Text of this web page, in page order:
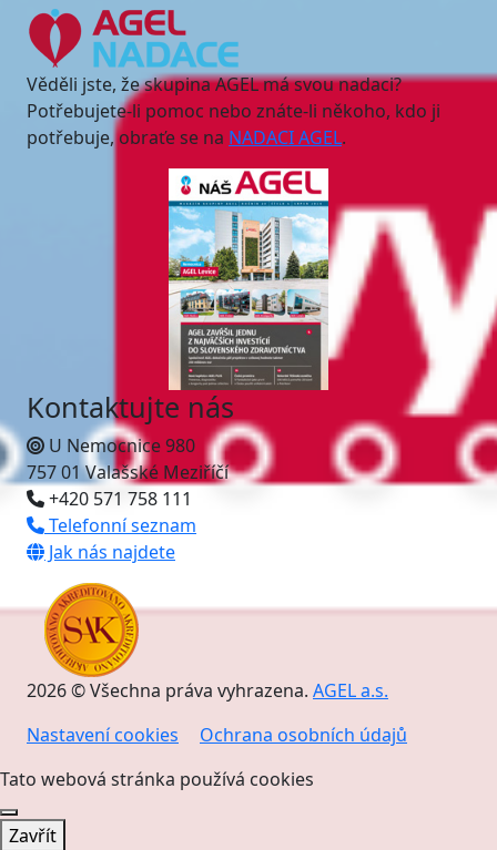
Věděli jste, že skupina AGEL má svou nadaci?
Potřebujete-li pomoc nebo znáte-li někoho, kdo ji
potřebuje, obraťe se na NADACI AGEL.
Kontaktujte nás
U Nemocnice 980
757 01 Valašské Meziříčí
+420 571 758 111
Telefonní seznam
Jak nás najdete
2026 © Všechna práva vyhrazena. AGEL a.s.
Nastavení cookies
Ochrana osobních údajů
Tato webová stránka používá cookies
Zavřít